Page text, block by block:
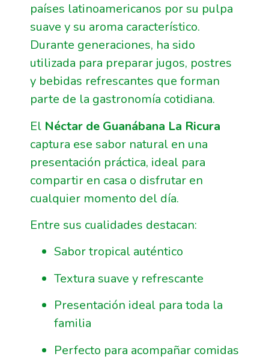
países latinoamericanos por su pulpa
suave y su aroma característico.
Durante generaciones, ha sido
utilizada para preparar jugos, postres
y bebidas refrescantes que forman
parte de la gastronomía cotidiana.
El Néctar de Guanábana La Ricura
captura ese sabor natural en una
presentación práctica, ideal para
compartir en casa o disfrutar en
cualquier momento del día.
Entre sus cualidades destacan:
Sabor tropical auténtico
Textura suave y refrescante
Presentación ideal para toda la
familia
Perfecto para acompañar comidas